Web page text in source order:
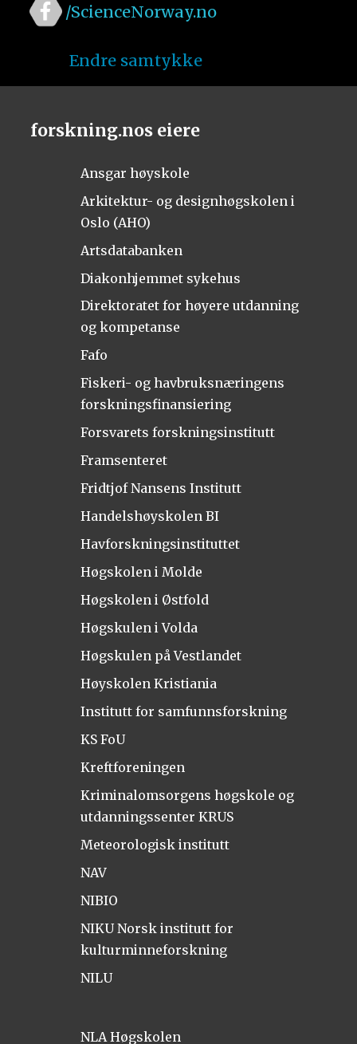
/ScienceNorway.no
Endre samtykke
forskning.nos eiere
Ansgar høyskole
Arkitektur- og designhøgskolen i
Oslo (AHO)
Artsdatabanken
Diakonhjemmet sykehus
Direktoratet for høyere utdanning
og kompetanse
Fafo
Fiskeri- og havbruksnæringens
forskningsfinansiering
Forsvarets forskningsinstitutt
Framsenteret
Fridtjof Nansens Institutt
Handelshøyskolen BI
Havforskningsinstituttet
Høgskolen i Molde
Høgskolen i Østfold
Høgskulen i Volda
Høgskulen på Vestlandet
Høyskolen Kristiania
Institutt for samfunnsforskning
KS FoU
Kreftforeningen
Kriminalomsorgens høgskole og
utdanningssenter KRUS
Meteorologisk institutt
NAV
NIBIO
NIKU Norsk institutt for
kulturminneforskning
NILU
NLA Høgskolen